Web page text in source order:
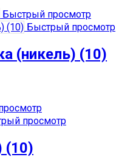
Быстрый просмотр
Быстрый просмотр
(никель) (10)
просмотр
(10)